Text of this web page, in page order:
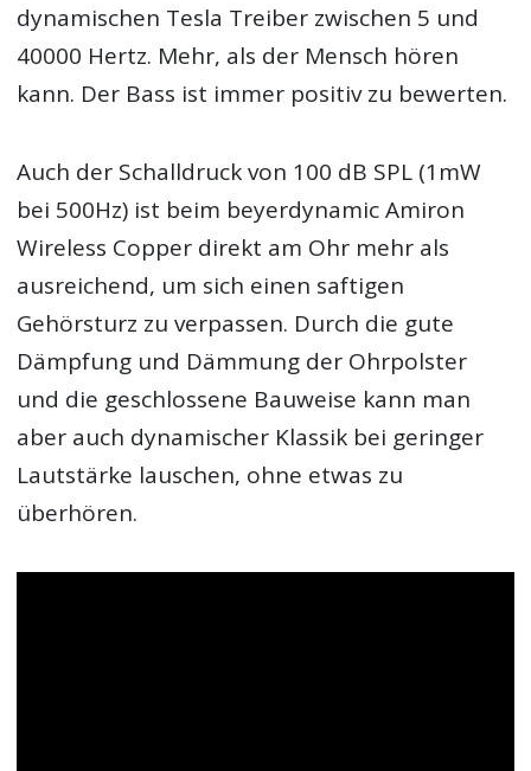
dynamischen Tesla Treiber zwischen 5 und
40000 Hertz. Mehr, als der Mensch hören
kann. Der Bass ist immer positiv zu bewerten.
Auch der Schalldruck von 100 dB SPL (1mW
bei 500Hz) ist beim beyerdynamic Amiron
Wireless Copper direkt am Ohr mehr als
ausreichend, um sich einen saftigen
Gehörsturz zu verpassen. Durch die gute
Dämpfung und Dämmung der Ohrpolster
und die geschlossene Bauweise kann man
aber auch dynamischer Klassik bei geringer
Lautstärke lauschen, ohne etwas zu
überhören.